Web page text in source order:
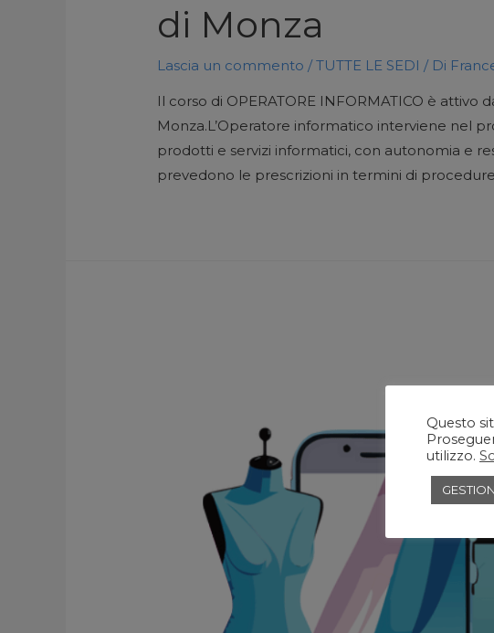
di Monza
Lascia un commento /TUTTE LE SEDI / Di
Il corso di OPERATORE INFORMATICO è attivo
Monza.L’Operatore informatico interviene nel
prodotti e servizi informatici, con autonomia e
prevedono le prescrizioni in termini di
Questo
utilizzo.